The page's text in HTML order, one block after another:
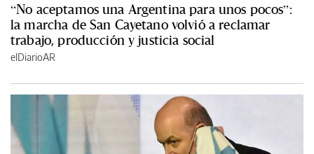
“No aceptamos una Argentina para unos pocos”:
la marcha de San Cayetano volvió a reclamar
trabajo, producción y justicia social
elDiarioAR